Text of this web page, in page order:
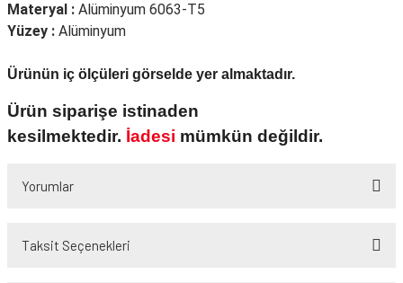
Materyal : Alüminyum 6063-T5
Yüzey : Alüminyum
Ürünün iç ölçüleri görselde yer almaktadır.
Ürün siparişe istinaden
kesilmektedir. İadesi mümkün değildir.
Yorumlar
Taksit Seçenekleri